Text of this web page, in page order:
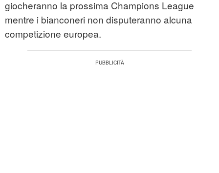
giocheranno la prossima Champions League
mentre i bianconeri non disputeranno alcuna
competizione europea.